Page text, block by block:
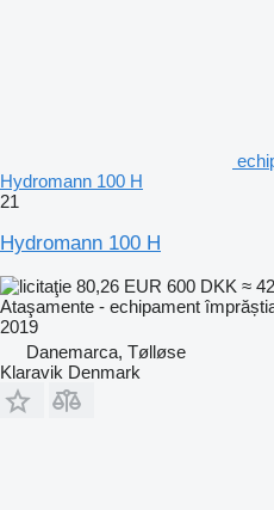
Hydromann 100 H
21
Hydromann 100 H
80,26 EUR 600 DKK ≈
Ataşamente - echipament
2019
Danemarca, Tølløse
Klaravik Denmark